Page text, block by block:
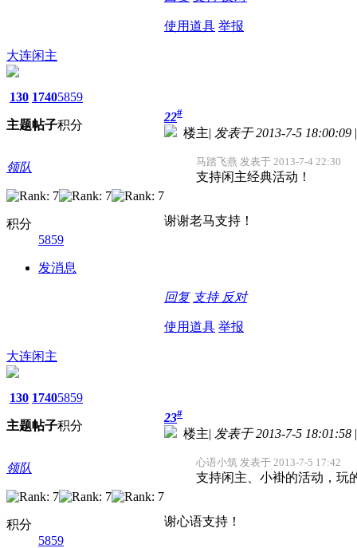
使用道具 举报
大连闲主
130
主题
1740
帖子
5859
积分
领队
积分
5859
发消息
22#
楼主| 发表于 2013-7-5 18:00:09 |
马踏飞燕 发表于 2013-7-4 22:30
支持闲主经典活动！
谢谢老马支持！
回复 支持 反对
使用道具 举报
大连闲主
130
主题
1740
帖子
5859
积分
领队
积分
5859
23#
楼主| 发表于 2013-7-5 18:01:58 |
心语小筑 发表于 2013-7-5 17:42
支持闲主、小褂的活动，玩
谢心语支持！